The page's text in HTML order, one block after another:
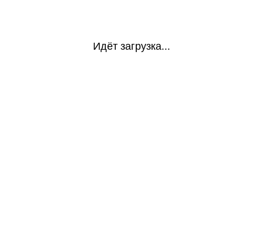
Идёт загрузка...